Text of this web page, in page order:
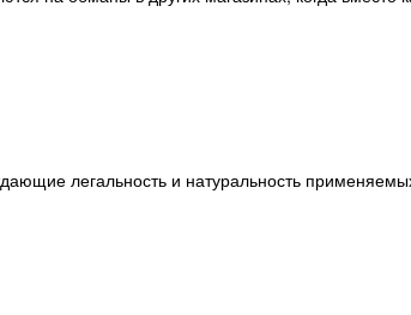
легальность и натуральность